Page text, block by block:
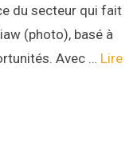
du secteur qui fait
(photo), basé à
Avec … Lire